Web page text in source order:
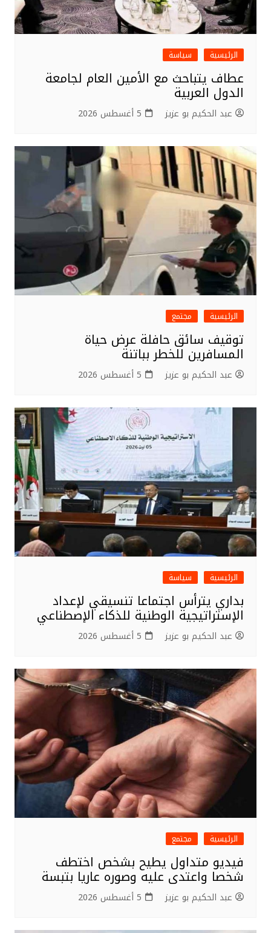
الرئيسية سياسة
عطاف يتباحث مع الأمين العام لجامعة
الدول العربية
عبد الحكيم بو عزيز 5 أغسطس 2026
الرئيسية مجتمع
توقيف سائق حافلة عرض حياة
المسافرين للخطر بباتنة
عبد الحكيم بو عزيز 5 أغسطس 2026
الرئيسية سياسة
بداري يترأس اجتماعا تنسيقي لإعداد
الإستراتيجية الوطنية للذكاء الإصطناعي
عبد الحكيم بو عزيز 5 أغسطس 2026
الرئيسية مجتمع
فيديو متداول يطيح بشخص اختطف
شخصا واعتدى عليه وصوره عاريا بتبسة
عبد الحكيم بو عزيز 5 أغسطس 2026